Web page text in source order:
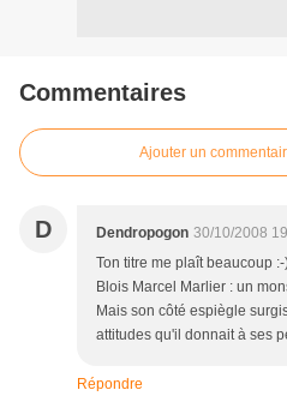
Commentaires
Ajouter un
D Dendropogon 30/10/2008
Ton titre me plaît beaucoup
Blois Marcel Marlier : un
Mais son côté espiègle
attitudes qu'il donnait à ses
Répondre